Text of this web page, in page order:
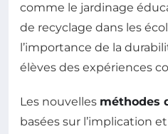
comme le jardinage
de recyclage dans les
l’importance de la
élèves des expériences
Les nouvelles méthodes
basées sur l’implication